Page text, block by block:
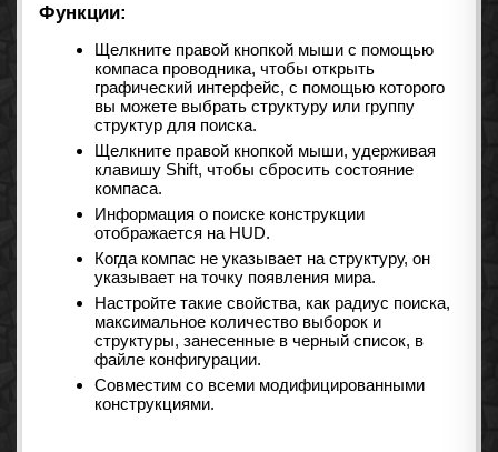
Функции:
Щелкните правой кнопкой мыши с помощью
компаса проводника, чтобы открыть
графический интерфейс, с помощью которого
вы можете выбрать структуру или группу
структур для поиска.
Щелкните правой кнопкой мыши, удерживая
клавишу Shift, чтобы сбросить состояние
компаса.
Информация о поиске конструкции
отображается на HUD.
Когда компас не указывает на структуру, он
указывает на точку появления мира.
Настройте такие свойства, как радиус поиска,
максимальное количество выборок и
структуры, занесенные в черный список, в
файле конфигурации.
Совместим со всеми модифицированными
конструкциями.